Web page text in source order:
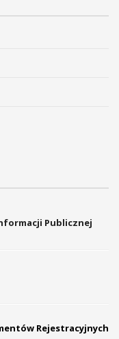
Publicznej
Rejestracyjnych